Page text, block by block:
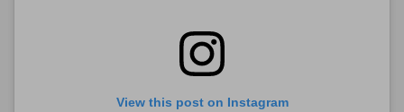
View this post on Instagram